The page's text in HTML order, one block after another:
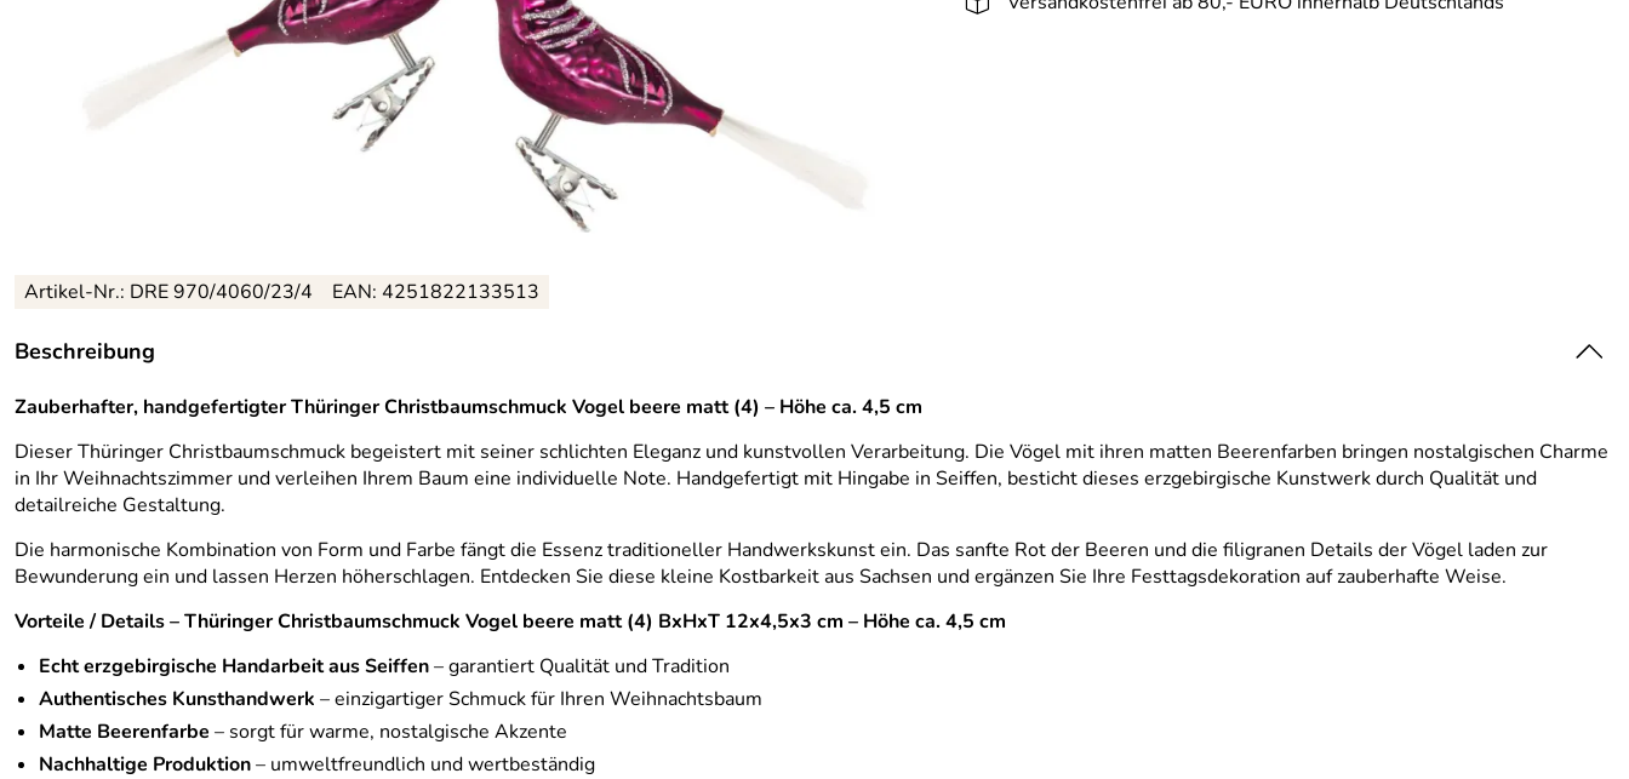
Artikel-Nr.: DRE 970/4060/23/4 EAN: 4251822133513
Beschreibung
Zauberhafter, handgefertigter Thüringer Christbaumschmuck Vogel beere matt (4) – Höhe ca. 4,5 cm
Dieser Thüringer Christbaumschmuck begeistert mit seiner schlichten Eleganz und kunstvollen Verarbeitung. Die Vögel mit ihren matten Beerenfarben bringen nostalgischen Charme
in Ihr Weihnachtszimmer und verleihen Ihrem Baum eine individuelle Note. Handgefertigt mit Hingabe in Seiffen, besticht dieses erzgebirgische Kunstwerk durch Qualität und
detailreiche Gestaltung.
Die harmonische Kombination von Form und Farbe fängt die Essenz traditioneller Handwerkskunst ein. Das sanfte Rot der Beeren und die filigranen Details der Vögel laden zur
Bewunderung ein und lassen Herzen höherschlagen. Entdecken Sie diese kleine Kostbarkeit aus Sachsen und ergänzen Sie Ihre Festtagsdekoration auf zauberhafte Weise.
Vorteile / Details – Thüringer Christbaumschmuck Vogel beere matt (4) BxHxT 12x4,5x3 cm – Höhe ca. 4,5 cm
Echt erzgebirgische Handarbeit aus Seiffen– garantiert Qualität und Tradition
Authentisches Kunsthandwerk – einzigartiger Schmuck für Ihren Weihnachtsbaum
Matte Beerenfarbe – sorgt für warme, nostalgische Akzente
Nachhaltige Produktion– umweltfreundlich und wertbeständig